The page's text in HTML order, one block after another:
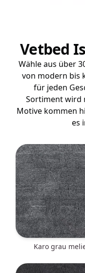
Vetbed
Wähle aus über
von modern bis
für jeden
Sortiment wird
Motive kommen
es
Karo grau